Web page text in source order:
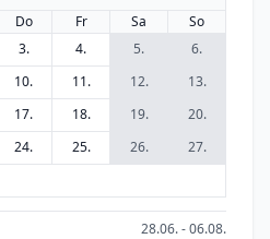
Do Fr Sa
So
3. 4. 5.
6.
10. 11. 12.
13.
17. 18. 19.
20.
24. 25. 26.
27.
28.06. - 06.08.